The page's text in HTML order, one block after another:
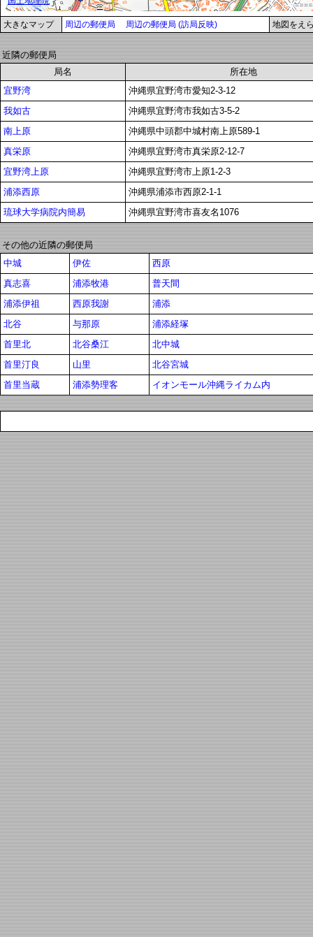
大きなマップ 周辺の郵便局 周辺の郵便局 (訪局反映) 地図をえ
近隣の郵便局
局名
所在地
宜野湾
沖縄県宜野湾市愛知2-3-12
我如古
沖縄県宜野湾市我如古3-5-2
南上原
沖縄県中頭郡中城村南上原589-1
真栄原
沖縄県宜野湾市真栄原2-12-7
宜野湾上原
沖縄県宜野湾市上原1-2-3
浦添西原
沖縄県浦添市西原2-1-1
琉球大学病院内簡易
沖縄県宜野湾市喜友名1076
その他の近隣の郵便局
中城
伊佐
西原
真志喜
浦添牧港
普天間
浦添伊祖
西原我謝
浦添
北谷
与那原
浦添経塚
首里北
北谷桑江
北中城
首里汀良
山里
北谷宮城
首里当蔵
浦添勢理客 イオンモール沖縄ライカム内